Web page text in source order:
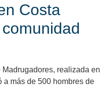
Costa
realizada en
a más de 500 hombres de